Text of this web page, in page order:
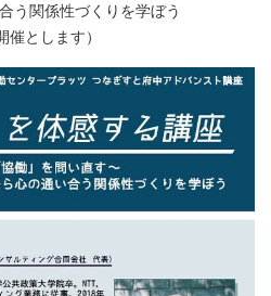
う関係性づくりを学ぼう
とします）